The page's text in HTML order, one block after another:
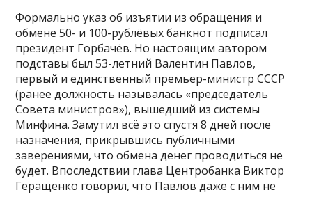
Формально указ об изъятии из обращения и
обмене 50- и 100-рублёвых банкнот подписал
президент Горбачёв. Но настоящим автором
подставы был 53-летний Валентин Павлов,
первый и единственный премьер-министр СССР
(ранее должность называлась «председатель
Совета министров»), вышедший из системы
Минфина. Замутил всё это спустя 8 дней после
назначения, прикрывшись публичными
заверениями, что обмена денег проводиться не
будет. Впоследствии глава Центробанка Виктор
Геращенко говорил, что Павлов даже с ним не